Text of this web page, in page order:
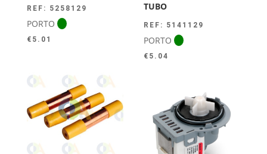
REF: 5258129
PORTO
€ 5.01
TUBO
REF: 5141129
PORTO
€ 5.04